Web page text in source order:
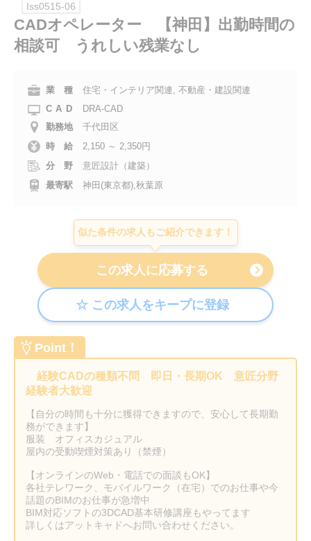
お電話でのお問い合わせ
東 京 0120-630-660 大 阪
名古屋 0120-960-379 横 浜 0120-978-186
電話受付：平日 9:15～19:00
Iss0515-06
CADオペレーター 【神田】出勤時間の
相談可 うれしい残業なし
業 種
住宅・インテリア関連, 不動産・建設関連
CAD
DRA-CAD
勤務地
千代田区
時 給
2,150 ～ 2,350円
分 野
意匠設計（建築）
最寄駅
神田(東京都),秋葉原
似た条件の求人もご紹介できます！
Point！
経験CADの種類不問 即日・長期OK 意匠分野
経験者大歓迎
【自分の時間も十分に獲得できますので、安心して長期勤
務ができます】
服装 オフィスカジュアル
屋内の受動喫煙対策あり（禁煙）
【オンラインのWeb・電話での面談もOK】
各社テレワーク、モバイルワーク（在宅）でのお仕事や今
話題のBIMのお仕事が急増中
BIM対応ソフトの3DCAD基本研修講座もやってます
詳しくはアットキャドへお問い合わせください。